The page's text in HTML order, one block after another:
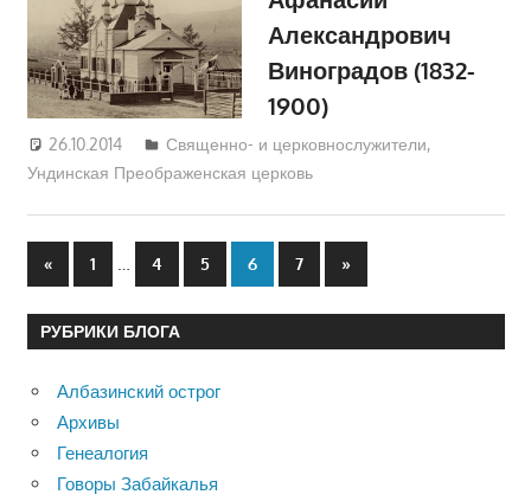
Александрович
Виноградов (1832-
1900)
26.10.2014 Екатерина Аникина
Священно- и церковнослужители,
Ундинская Преображенская церковь
Пагинация
записей
«Предыдущие
записи
1 … 4 5 6 7
Следующие
записи
»
РУБРИКИ БЛОГА
Албазинский острог
Архивы
Генеалогия
Говоры Забайкалья